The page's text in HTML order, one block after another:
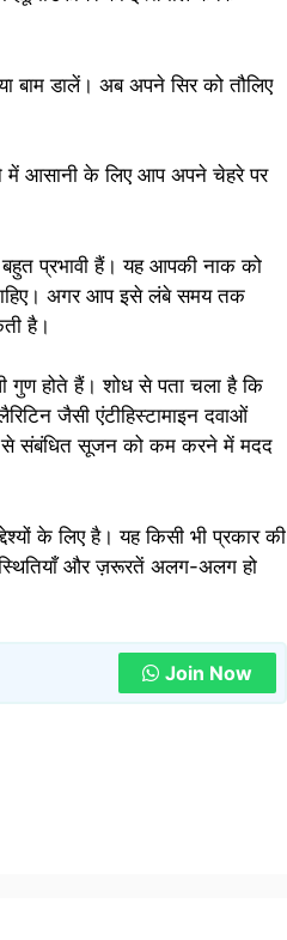
बाम डालें। अब अपने सिर को तौलिए
में आसानी के लिए आप अपने चेहरे पर
प्रभावी हैं। यह आपकी नाक को
अगर आप इसे लंबे समय तक
है।
होते हैं। शोध से पता चला है कि
जैसी एंटीहिस्टामाइन दवाओं
से संबंधित सूजन को कम करने में मदद
के लिए है। यह किसी भी प्रकार की
स्थितियाँ और ज़रूरतें अलग-अलग हो
Join Now